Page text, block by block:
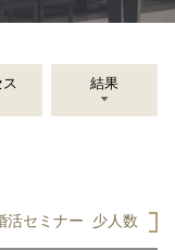
ス 結果
活セミナー
少人数